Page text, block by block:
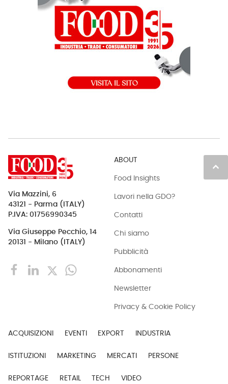
keyboard_arrow_up
Via Mazzini, 6
43121 - Parma (ITALY)
P.IVA: 01756990345
Via Giuseppe Pecchio, 14
20131 - Milano (ITALY)
ABOUT
Food Insights
Lavori nella GDO?
Contatti
Chi siamo
Pubblicità
Abbonamenti
Newsletter
Privacy & Cookie Policy
ACQUISIZIONI EVENTI EXPORT INDUSTRIA
ISTITUZIONI MARKETING MERCATI PERSONE
REPORTAGE RETAIL TECH VIDEO